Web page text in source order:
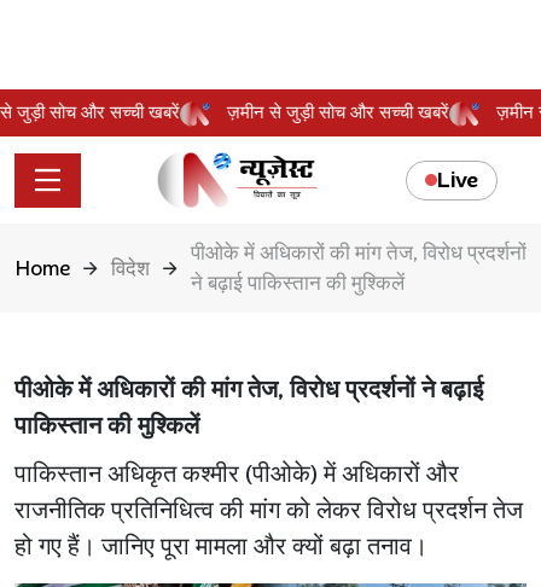
से जुड़ी सोच और सच्ची खबरें ज़मीन से जुड़ी सोच और सच्ची खबरें
Live
Home विदेश
पीओके में अधिकारों की मांग तेज, विरोध प्रदर्शनों
ने बढ़ाई पाकिस्तान की मुश्किलें
पीओके में अधिकारों की मांग तेज, विरोध प्रदर्शनों ने बढ़ाई
पाकिस्तान की मुश्किलें
पाकिस्तान अधिकृत कश्मीर (पीओके) में अधिकारों और
राजनीतिक प्रतिनिधित्व की मांग को लेकर विरोध प्रदर्शन तेज
हो गए हैं। जानिए पूरा मामला और क्यों बढ़ा तनाव।